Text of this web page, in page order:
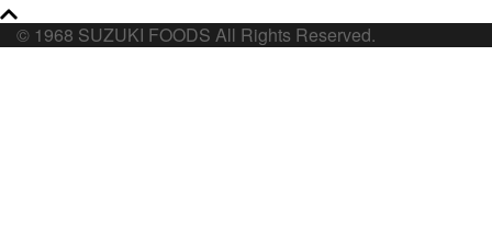
© 1968 SUZUKI FOODS All Rights Reserved.